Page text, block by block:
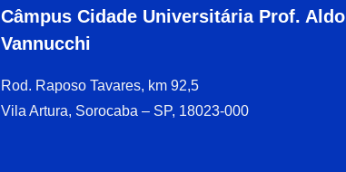
Câmpus Cidade Universitária Prof. Aldo
Vannucchi
Rod. Raposo Tavares, km 92,5
Vila Artura, Sorocaba – SP, 18023-000